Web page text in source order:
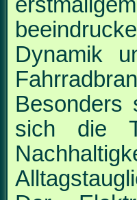
Dynamik
Besonders
sich die